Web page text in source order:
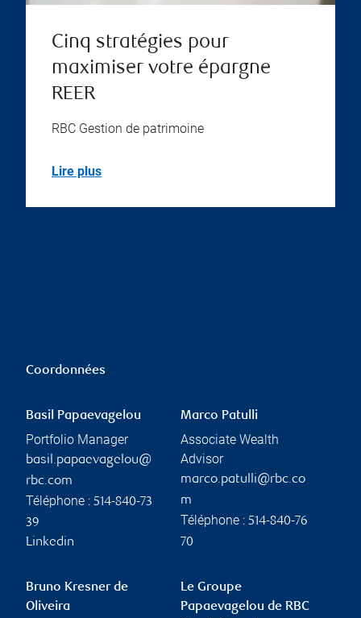
Cinq stratégies pour
maximiser votre épargne
REER
RBC Gestion de patrimoine
Lire plus
Coordonnées
Basil Papaevagelou
Portfolio Manager
basil.papaevagelou@
rbc.com
Téléphone : 514-840-73
39
Linkedin
Marco Patulli
Associate Wealth
Advisor
marco.patulli@rbc.co
m
Téléphone : 514-840-76
70
Bruno Kresner de
Oliveira
Le Groupe
Papaevagelou de RBC